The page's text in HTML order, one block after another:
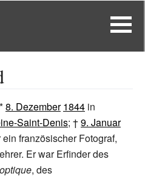
8. Dezember 1844 in
Saint-Denis; †9. Januar
ein französischer Fotograf,
Er war Erfinder des
, des